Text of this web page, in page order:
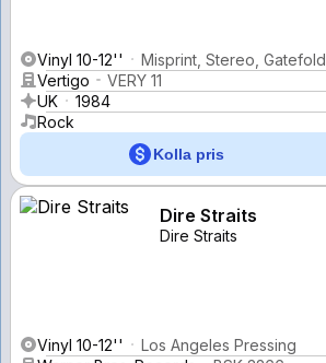
Vinyl 10-12''
Misprint, Stereo, Gatefold
Vertigo
VERY 11
UK
1984
Rock
Kolla pris
Dire Straits
Dire Straits
Vinyl 10-12''
Los Angeles Pressing